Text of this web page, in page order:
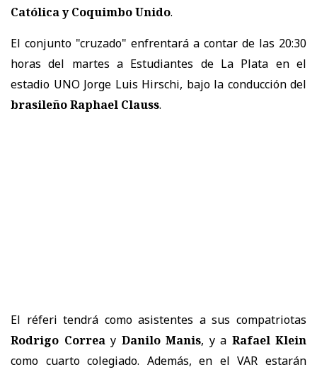
Católica y Coquimbo Unido.
El conjunto "cruzado" enfrentará a contar de las 20:30
horas del martes a Estudiantes de La Plata en el
estadio UNO Jorge Luis Hirschi, bajo la conducción del
brasileño Raphael Clauss.
El réferi tendrá como asistentes a sus compatriotas
Rodrigo Correay Danilo Manis, y a Rafael Klein
como cuarto colegiado. Además, en el VAR estarán